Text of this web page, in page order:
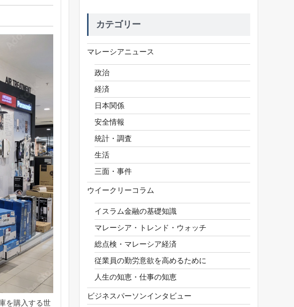
を購入する世
カテゴリー
マレーシアニュース
政治
経済
日本関係
安全情報
統計・調査
生活
三面・事件
ウイークリーコラム
イスラム金融の基礎知識
マレーシア・トレンド・ウォッチ
総点検・マレーシア経済
従業員の勤労意欲を高めるために
人生の知恵・仕事の知恵
ビジネスパーソンインタビュー